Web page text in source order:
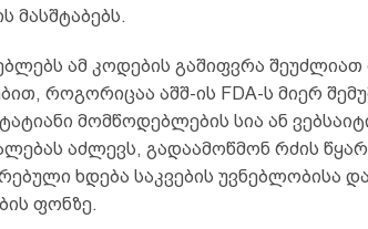
მასშტაბებს.
ამ კოდების გაშიფვრა შეუძლიათ
როგორიცაა აშშ-ის FDA-ს მიერ
მომწოდებლების სია ან
აძლევს, გადაამოწმონ რძის
ხდება საკვების უვნებლობისა და
ფონზე.